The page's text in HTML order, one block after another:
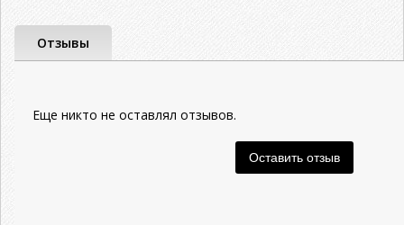
Отзывы
Еще никто не оставлял отзывов.